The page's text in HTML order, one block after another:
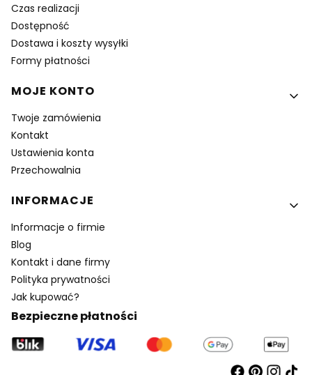
Czas realizacji
Dostępność
Dostawa i koszty wysyłki
Formy płatności
MOJE KONTO
Twoje zamówienia
Kontakt
Ustawienia konta
Przechowalnia
INFORMACJE
Informacje o firmie
Blog
Kontakt i dane firmy
Polityka prywatności
Jak kupować?
Bezpieczne płatności